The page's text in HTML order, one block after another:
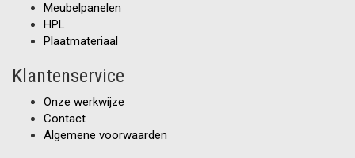
Meubelpanelen
HPL
Plaatmateriaal
Klantenservice
Onze werkwijze
Contact
Algemene voorwaarden